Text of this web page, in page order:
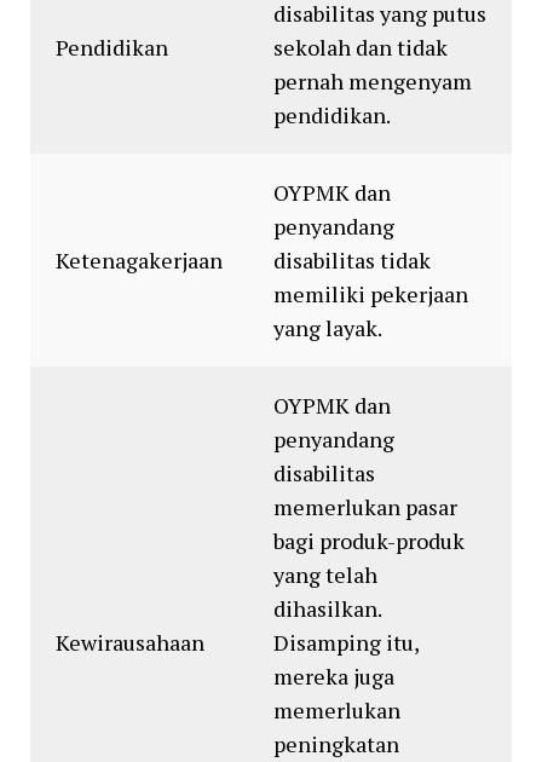
Pendidikan
disabilitas yang putus
sekolah dan tidak
pernah mengenyam
pendidikan.
Ketenagakerjaan
OYPMK dan
penyandang
disabilitas tidak
memiliki pekerjaan
yang layak.
Kewirausahaan
OYPMK dan
penyandang
disabilitas
memerlukan pasar
bagi produk-produk
yang telah
dihasilkan.
Disamping itu,
mereka juga
memerlukan
peningkatan